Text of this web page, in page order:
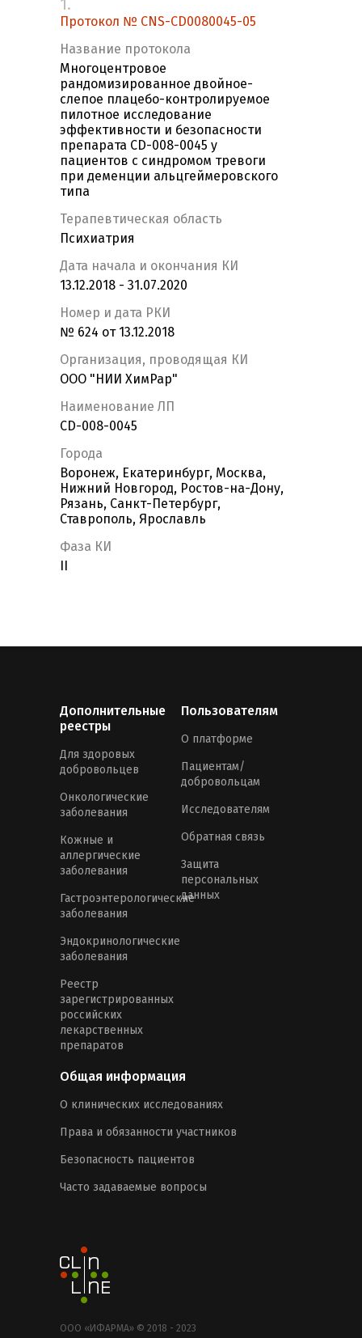
1.
Протокол № CNS-CD0080045-05
Название протокола
Многоцентровое
рандомизированное двойное-
слепое плацебо-контролируемое
пилотное исследование
эффективности и безопасности
препарата CD-008-0045 у
пациентов с синдромом тревоги
при деменции альцгеймеровского
типа
Терапевтическая область
Психиатрия
Дата начала и окончания КИ
13.12.2018 - 31.07.2020
Номер и дата РКИ
№ 624 от 13.12.2018
Организация, проводящая КИ
ООО "НИИ ХимРар"
Наименование ЛП
CD-008-0045
Города
Воронеж, Екатеринбург, Москва,
Нижний Новгород, Ростов-на-Дону,
Рязань, Санкт-Петербург,
Ставрополь, Ярославль
Фаза КИ
Дополнительные
реестры
Для здоровых
добровольцев
Онкологические
заболевания
Кожные и
аллергические
заболевания
Гастроэнтерологические
заболевания
Эндокринологические
заболевания
Реестр
зарегистрированных
российских
лекарственных
препаратов
Пользователям
О платформе
Пациентам/
добровольцам
Исследователям
Обратная связь
Защита
персональных
данных
Общая информация
О клинических исследованиях
Права и обязанности участников
Безопасность пациентов
Часто задаваемые вопросы
ООО «ИФАРМА» © 2018 - 2023